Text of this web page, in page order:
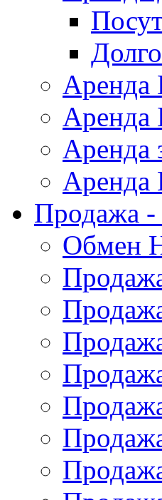
Аренда
Аренда
Аренда
Аренда
Продажа
Обмен